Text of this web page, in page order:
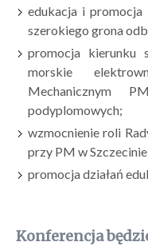
edukacja i
szerokiego grona
promocja kierunku
morskie
Mechanicznym
podyplomowych;
wzmocnienie roli
przy PM w
promocja działań
Konferencja